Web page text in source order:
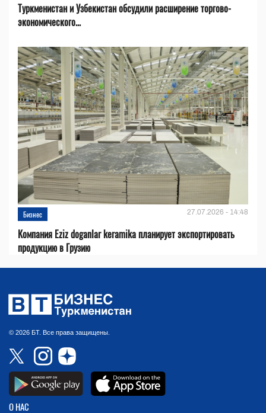
Туркменистан и Узбекистан обсудили расширение торгово-
экономического...
Бизнес 27.07.2026 - 14:48
Компания Eziz doganlar keramika планирует экспортировать
продукцию в Грузию
© 2026 БТ. Все права защищены.
О НАС